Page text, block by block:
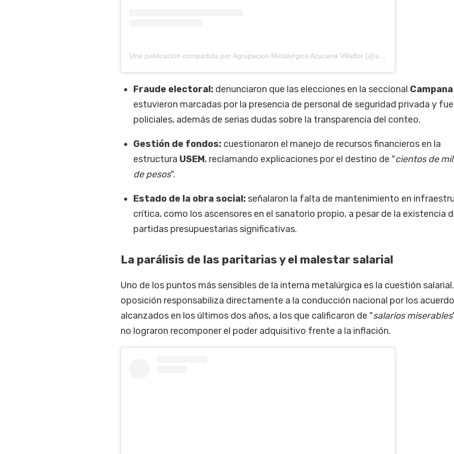
Una publicación compartida por Agrupacion Metalurgica Azucena Villaflor (@agrupmetalurgica.azuvillaflor)
Fraude electoral: denunciaron que las elecciones en la seccional Campana
estuvieron marcadas por la presencia de personal de seguridad privada y
policiales, además de serias dudas sobre la transparencia del conteo.
Gestión de fondos: cuestionaron el manejo de recursos financieros en la
estructura USEM, reclamando explicaciones por el destino de "cientos de
de pesos".
Estado de la obra social: señalaron la falta de mantenimiento en
crítica, como los ascensores en el sanatorio propio, a pesar de la existencia
partidas presupuestarias significativas.
La parálisis de las paritarias y el malestar salarial
Uno de los puntos más sensibles de la interna metalúrgica es la cuestión
oposición responsabiliza directamente a la conducción nacional por los
alcanzados en los últimos dos años, a los que calificaron de "salarios miserables
no lograron recomponer el poder adquisitivo frente a la inflación.